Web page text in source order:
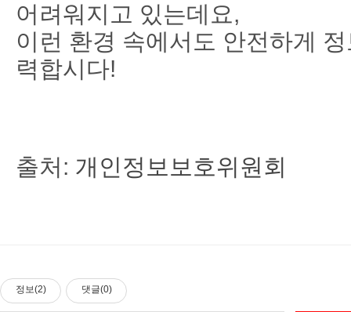
어려워지고 있는데요,
이런 환경 속에서도 안전하게
력합시다!
출처: 개인정보보호위원회
정보(2) 댓글(0)